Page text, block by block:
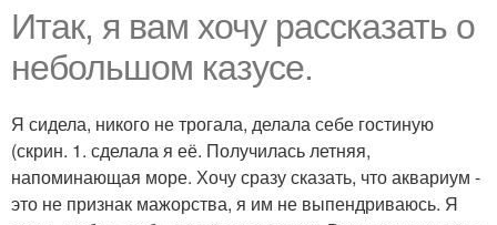
Итак, я вам хочу рассказать о
небольшом казусе.
Я сидела, никого не трогала, делала себе гостиную
(скрин. 1. сделала я её. Получилась летняя,
напоминающая море. Хочу сразу сказать, что аквариум -
это не признак мажорства, я им не выпендриваюсь. Я